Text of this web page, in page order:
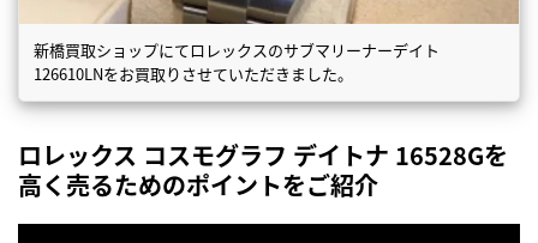
新橋買取ショップにてロレックスのサブマリーナーデイト
126610LNをお買取りさせていただきました。
ロレックス コスモグラフ デイトナ 16528Gを
高く売るためのポイントをご紹介